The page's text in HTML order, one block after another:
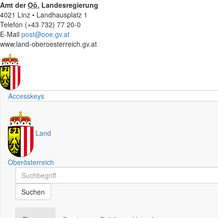
Amt derOö. Landesregierung
4021 Linz • Landhausplatz 1
Telefon (+43 732) 77 20-0
E-Mail post@ooe.gv.at
www.land-oberoesterreich.gv.at
Accesskeys
Land
Oberösterreich
Schnellsuche
Schnellsuche
Suchen